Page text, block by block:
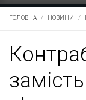
ГОЛОВНА НОВИНИ